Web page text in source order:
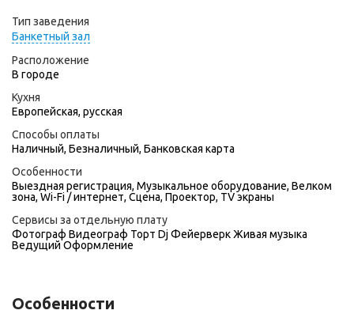
Тип заведения
Банкетный зал
Расположение
В городе
Кухня
Европейская, русская
Способы оплаты
Наличный, Безналичный, Банковская карта
Особенности
Выездная регистрация, Музыкальное оборудование, Велком
зона, Wi-Fi / интернет, Сцена, Проектор, TV экраны
Сервисы за отдельную плату
Фотограф Видеограф Торт DjФейерверкЖивая музыка
Ведущий Оформление
Особенности